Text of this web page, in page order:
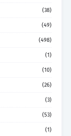
(38)
(49)
(498)
(1)
(10)
(26)
(3)
(53)
(1)